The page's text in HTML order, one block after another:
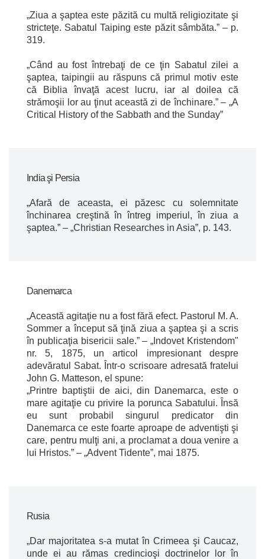
„Ziua a şaptea este păzită cu multă religiozitate şi
stricteţe. Sabatul Taiping este păzit sâmbăta.” – p.
319.
„Când au fost întrebaţi de ce ţin Sabatul zilei a
şaptea, taipingii au răspuns că primul motiv este
că Biblia învaţă acest lucru, iar al doilea că
strămoşii lor au ţinut această zi de închinare.” – „A
Critical History of the Sabbath and the Sunday”
India şi Persia
„Afară de aceasta, ei păzesc cu solemnitate
închinarea creştină în întreg imperiul, în ziua a
şaptea.” – „Christian Researches in Asia”, p. 143.
Danemarca
„Această agitaţie nu a fost fără efect. Pastorul M. A.
Sommer a început să ţină ziua a şaptea şi a scris
în publicaţia bisericii sale.” – „Indovet Kristendom"
nr. 5, 1875, un articol impresionant despre
adevăratul Sabat. Într-o scrisoare adresată fratelui
John G. Matteson, el spune:
„Printre baptiştii de aici, din Danemarca, este o
mare agitaţie cu privire la porunca Sabatului. Însă
eu sunt probabil singurul predicator din
Danemarca ce este foarte aproape de adventişti şi
care, pentru mulţi ani, a proclamat a doua venire a
lui Hristos.” – „Advent Tidente”, mai 1875.
Rusia
„Dar majoritatea s-a mutat în Crimeea şi Caucaz,
unde ei au rămas credincioşi doctrinelor lor în